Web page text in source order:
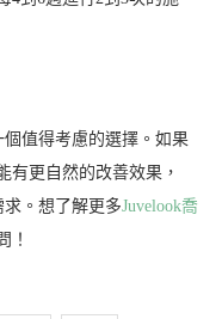
個值得考慮的選擇。如果
有更自然的改善效果，
求。想了解更多Juvelook喬
！